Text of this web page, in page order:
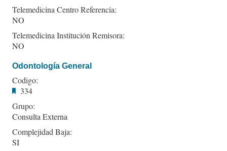
Telemedicina Centro Referencia:
NO
Telemedicina Institución Remisora:
NO
Odontología General
Codigo:
334
Grupo:
Consulta Externa
Complejidad Baja:
SI